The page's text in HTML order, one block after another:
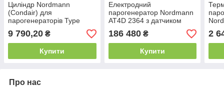
Циліндр Nordmann
(Condair) для
парогенераторів Type
522A/822A
9 790,20 ₴
Купити
Електродний
парогенератор Nordmann
AT4D 2364 з датчиком
186 480₴
Купити
2
Про нас